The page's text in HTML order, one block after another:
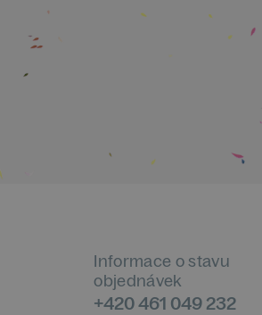
Informace o stavu
objednávek
+420 461 049 232